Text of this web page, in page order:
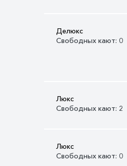
Делюкс
Свободных кают: 0
Люкс
Свободных кают: 2
Люкс
Свободных кают: 0